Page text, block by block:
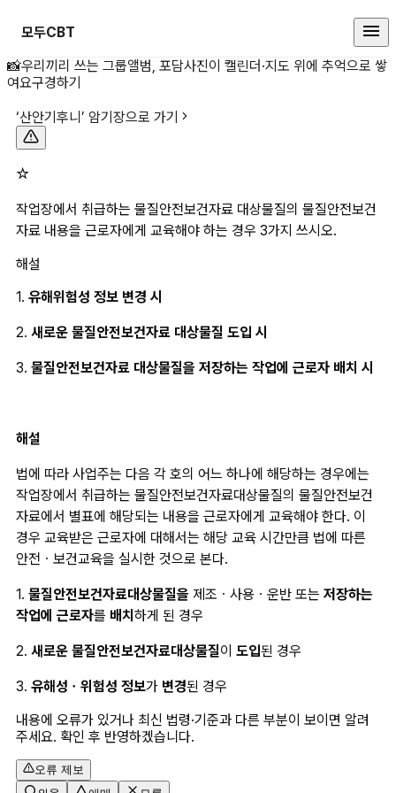
모두CBT
☆작업장에서 취급하는 물질안전
📸우리끼리 쓰는 그룹앨범, 포담사진이 캘린더·지도 위에 추억으로 쌓
여요구경하기
‘산안기후니’ 암기장으로 가기
☆
작업장에서 취급하는 물질안전보건자료 대상물질의 물질안전보건
자료 내용을 근로자에게 교육해야 하는 경우 3가지 쓰시오.
해설
1. 유해위험성 정보 변경 시
2. 새로운 물질안전보건자료 대상물질 도입 시
3. 물질안전보건자료 대상물질을 저장하는 작업에 근로자 배치 시
해설
법에 따라 사업주는 다음 각 호의 어느 하나에 해당하는 경우에는
작업장에서 취급하는 물질안전보건자료대상물질의 물질안전보건
자료에서 별표에 해당되는 내용을 근로자에게 교육해야 한다. 이
경우 교육받은 근로자에 대해서는 해당 교육 시간만큼 법에 따른
안전ㆍ보건교육을 실시한 것으로 본다.
1. 물질안전보건자료대상물질을 제조ㆍ사용ㆍ운반 또는 저장하는
작업에 근로자를 배치 하게 된 경우
2. 새로운 물질안전보건자료대상물질이 도입된 경우
3. 유해성ㆍ위험성 정보가 변경된 경우
내용에 오류가 있거나 최신 법령·기준과 다른 부분이 보이면 알려
주세요. 확인 후 반영하겠습니다.
오류 제보